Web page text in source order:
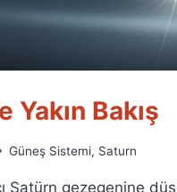
Yakın Bakış
Güneş Sistemi, Saturn
Satürn gezegenine